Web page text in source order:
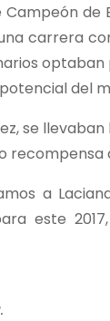
carrera
del
se
a
este